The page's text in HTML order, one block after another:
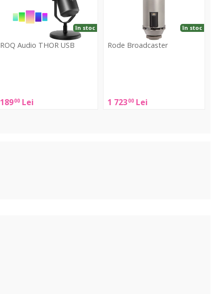
ROQ Audio THOR USB
18900 Lei
în stoc
Rode Broadcaster
1 72300 Lei
în stoc